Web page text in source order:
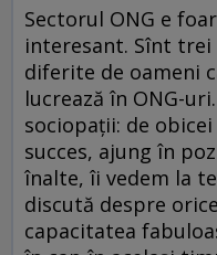
Sectorul ONG e
interesant. Sînt
diferite de oameni
lucrează în ONG-
sociopaţii: de
succes, ajung în
înalte, îi vedem la
discută despre
capacitatea